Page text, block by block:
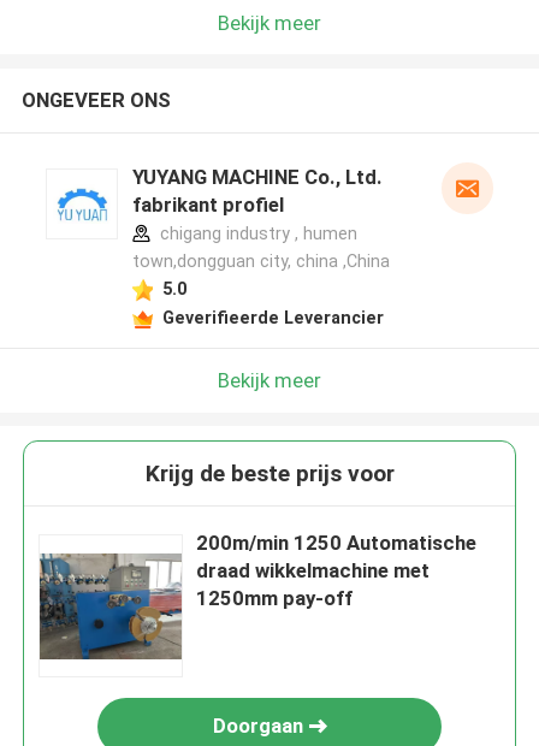
Bekijk meer
ONGEVEER ONS
YUYANG MACHINE Co., Ltd.
fabrikant profiel
chigang industry , humen
town,dongguan city, china ,China
5.0
Geverifieerde Leverancier
Bekijk meer
Krijg de beste prijs voor
200m/min 1250 Automatische
draad wikkelmachine met
1250mm pay-off
Doorgaan